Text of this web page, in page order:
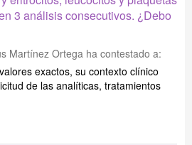
3 análisis consecutivos. ¿Debo
Martínez Ortega ha contestado a:
exactos, su contexto clínico
de las analíticas, tratamientos